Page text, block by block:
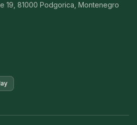
19, 81000 Podgorica, Montenegro